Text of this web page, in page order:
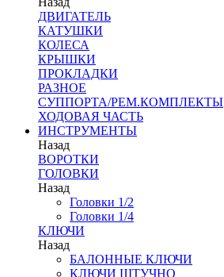
ДВИГАТЕЛЬ
КАТУШКИ
КОЛЕСА
КРЫШКИ
ПРОКЛАДКИ
РАЗНОЕ
СУППОРТА/РЕМ.КОМПЛЕКТЫ
ХОДОВАЯ ЧАСТЬ
ИНСТРУМЕНТЫ
Назад
ВОРОТКИ
ГОЛОВКИ
Назад
Головки 1/2
Головки 1/4
КЛЮЧИ
Назад
БАЛОННЫЕ КЛЮЧИ
КЛЮЧИ ШТУЧНО